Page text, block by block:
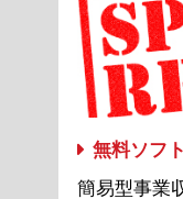
無料ソフ
簡易型事業